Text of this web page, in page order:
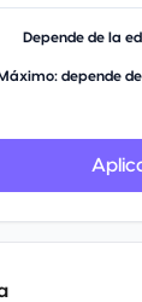
Depende de la
depende